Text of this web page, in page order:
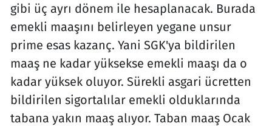
gibi üç ayrı dönem ile hesaplanacak. Burada
emekli maaşını belirleyen yegane unsur
prime esas kazanç. Yani SGK'ya bildirilen
maaş ne kadar yüksekse emekli maaşı da o
kadar yüksek oluyor. Sürekli asgari ücretten
bildirilen sigortalılar emekli olduklarında
tabana yakın maaş alıyor. Taban maaş Ocak